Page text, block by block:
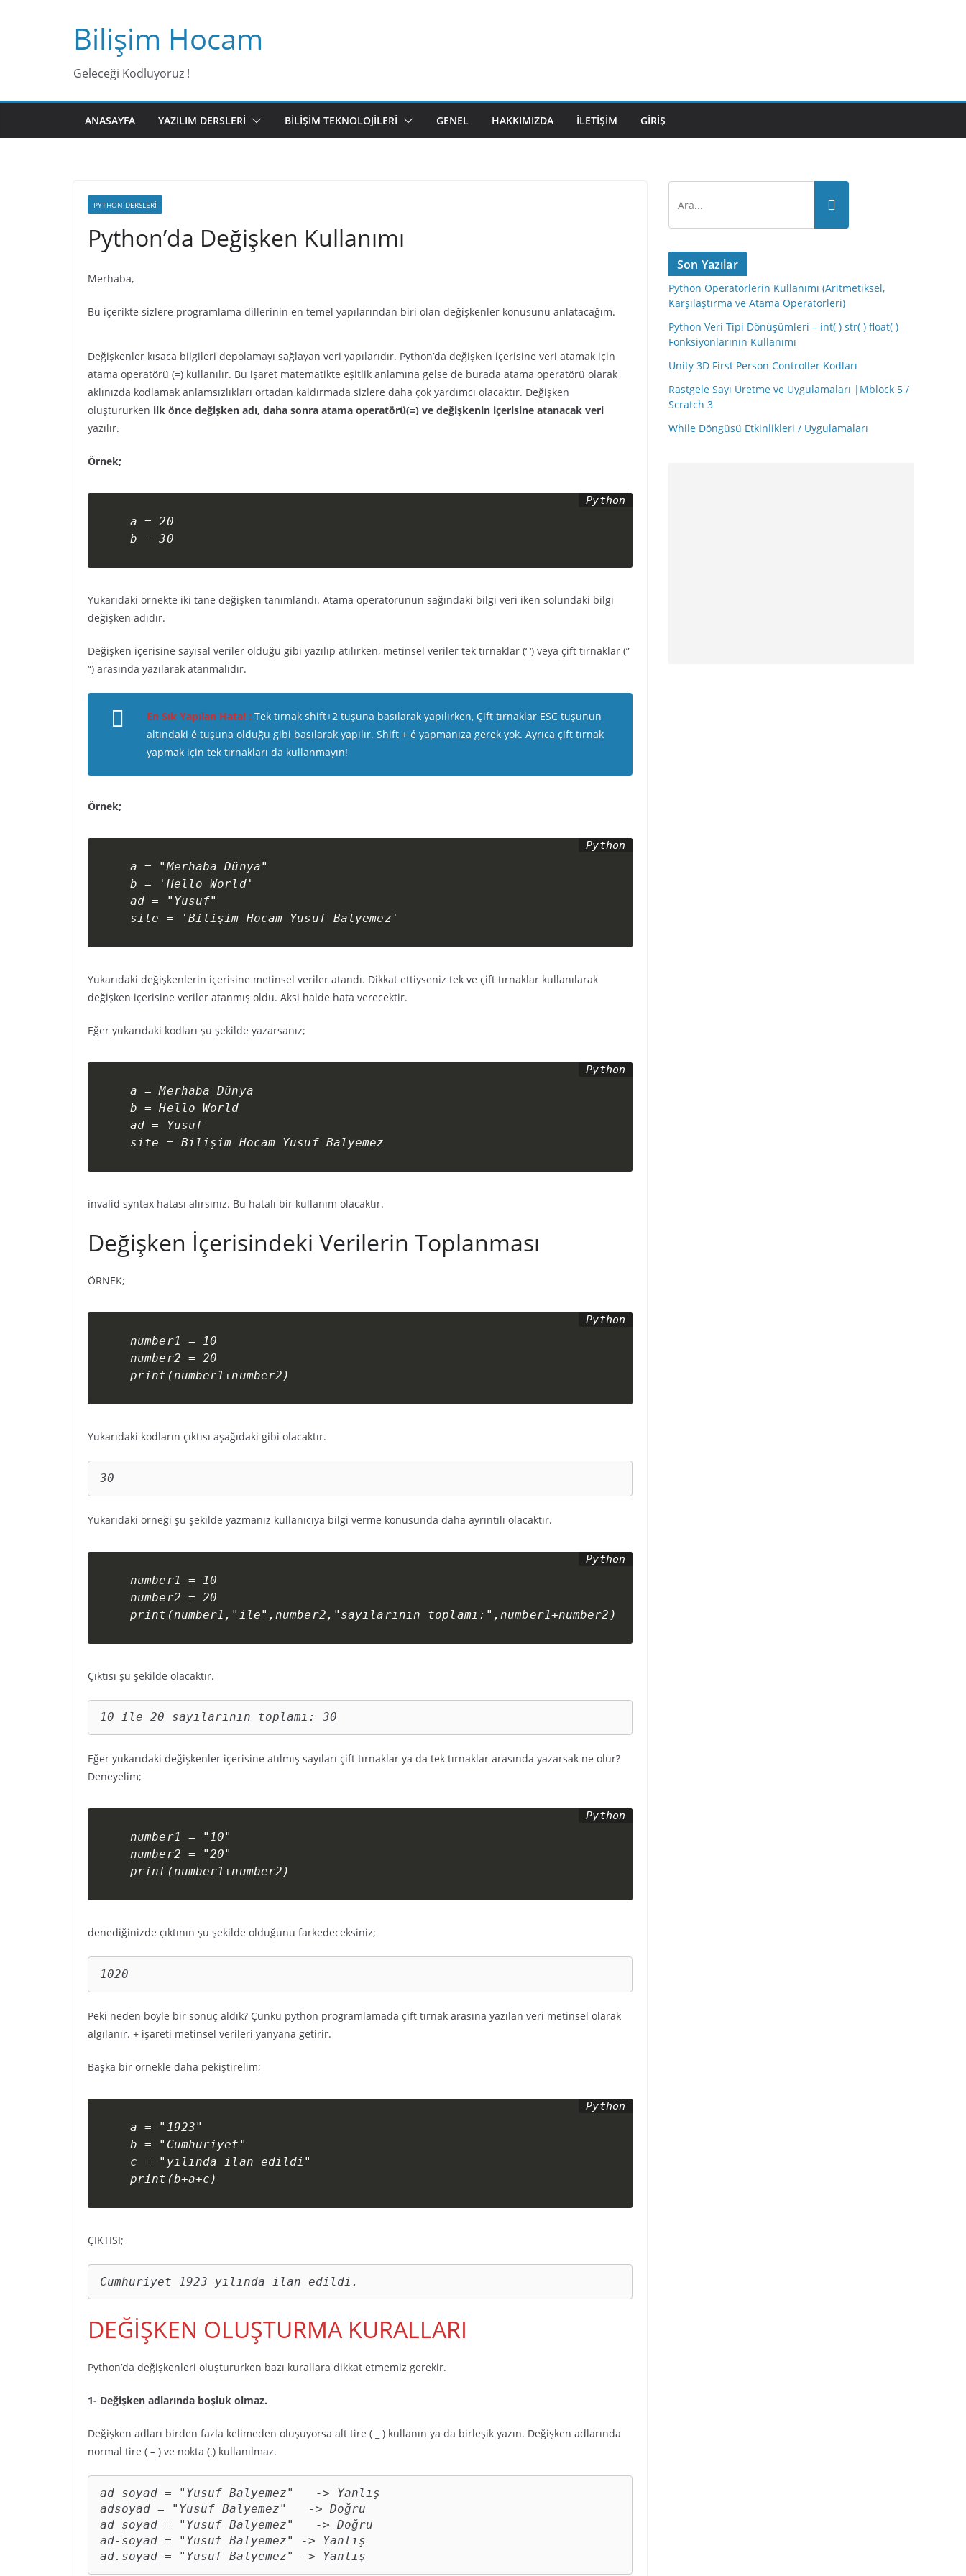
Bilişim Hocam
Geleceği Kodluyoruz !
ANASAYFA YAZILIM DERSLERI BILIŞIM TEKNOLOJILERI GENEL HAKKIMIZDA İLETIŞIM GIRIŞ
PYTHON DERSLERI
Python’da Değişken Kullanımı
Merhaba,
Bu içerikte sizlere programlama dillerinin en temel yapılarından biri olan değişkenler konusunu anlatacağım.
Değişkenler kısaca bilgileri depolamayı sağlayan veri yapılarıdır. Python’da değişken içerisine veri atamak için
atama operatörü (=) kullanılır. Bu işaret matematikte eşitlik anlamına gelse de burada atama operatörü olarak
aklınızda kodlamak anlamsızlıkları ortadan kaldırmada sizlere daha çok yardımcı olacaktır. Değişken
oluştururken ilk önce değişken adı, daha sonra atama operatörü(=) ve değişkenin içerisine atanacak veri
yazılır.
Örnek;
a = 20
b = 30
Yukarıdaki örnekte iki tane değişken tanımlandı. Atama operatörünün sağındaki bilgi veri iken solundaki bilgi
değişken adıdır.
Değişken içerisine sayısal veriler olduğu gibi yazılıp atılırken, metinsel veriler tek tırnaklar (‘ ‘) veya çift tırnaklar (”
“) arasında yazılarak atanmalıdır.
En Sık Yapılan Hata! : Tek tırnak shift+2 tuşuna basılarak yapılırken, Çift tırnaklar ESC tuşunun
altındaki é tuşuna olduğu gibi basılarak yapılır. Shift + é yapmanıza gerek yok. Ayrıca çift tırnak
yapmak için tek tırnakları da kullanmayın!
Örnek;
a = "Merhaba Dünya"
b = 'Hello World'
ad = "Yusuf"
site = 'Bilişim Hocam Yusuf Balyemez'
Yukarıdaki değişkenlerin içerisine metinsel veriler atandı. Dikkat ettiyseniz tek ve çift tırnaklar kullanılarak
değişken içerisine veriler atanmış oldu. Aksi halde hata verecektir.
Eğer yukarıdaki kodları şu şekilde yazarsanız;
a = Merhaba Dünya
b = Hello World
ad = Yusuf
site = Bilişim Hocam Yusuf Balyemez
invalid syntax hatası alırsınız. Bu hatalı bir kullanım olacaktır.
Değişken İçerisindeki Verilerin Toplanması
ÖRNEK;
number1 = 10
number2 = 20
print(number1+number2)
Yukarıdaki kodların çıktısı aşağıdaki gibi olacaktır.
30
Yukarıdaki örneği şu şekilde yazmanız kullanıcıya bilgi verme konusunda daha ayrıntılı olacaktır.
number1 = 10
number2 = 20
print(number1,"ile",number2,"sayılarının toplamı:",number1+number2)
Çıktısı şu şekilde olacaktır.
10 ile 20 sayılarının toplamı: 30
Eğer yukarıdaki değişkenler içerisine atılmış sayıları çift tırnaklar ya da tek tırnaklar arasında yazarsak ne olur?
Deneyelim;
number1 = "10"
number2 = "20"
print(number1+number2)
denediğinizde çıktının şu şekilde olduğunu farkedeceksiniz;
1020
Peki neden böyle bir sonuç aldık? Çünkü python programlamada çift tırnak arasına yazılan veri metinsel olarak
algılanır. + işareti metinsel verileri yanyana getirir.
Başka bir örnekle daha pekiştirelim;
a = "1923"
b = "Cumhuriyet"
c = "yılında ilan edildi"
print(b+a+c)
ÇIKTISI;
Cumhuriyet 1923 yılında ilan edildi.
DEĞİŞKEN OLUŞTURMA KURALLARI
Python’da değişkenleri oluştururken bazı kurallara dikkat etmemiz gerekir.
1- Değişken adlarında boşluk olmaz.
Değişken adları birden fazla kelimeden oluşuyorsa alt tire ( _ ) kullanın ya da birleşik yazın. Değişken adlarında
normal tire ( – ) ve nokta (.) kullanılmaz.
ad soyad = "Yusuf Balyemez"   -> Yanlış
adsoyad = "Yusuf Balyemez"   -> Doğru
ad_soyad = "Yusuf Balyemez"   -> Doğru
ad-soyad = "Yusuf Balyemez" -> Yanlış
ad.soyad = "Yusuf Balyemez" -> Yanlış
Son Yazılar
Python Operatörlerin Kullanımı (Aritmetiksel,
Karşılaştırma ve Atama Operatörleri)
Python Veri Tipi Dönüşümleri – int( ) str( ) float( )
Fonksiyonlarının Kullanımı
Unity 3D First Person Controller Kodları
Rastgele Sayı Üretme ve Uygulamaları |Mblock 5 /
Scratch 3
While Döngüsü Etkinlikleri / Uygulamaları